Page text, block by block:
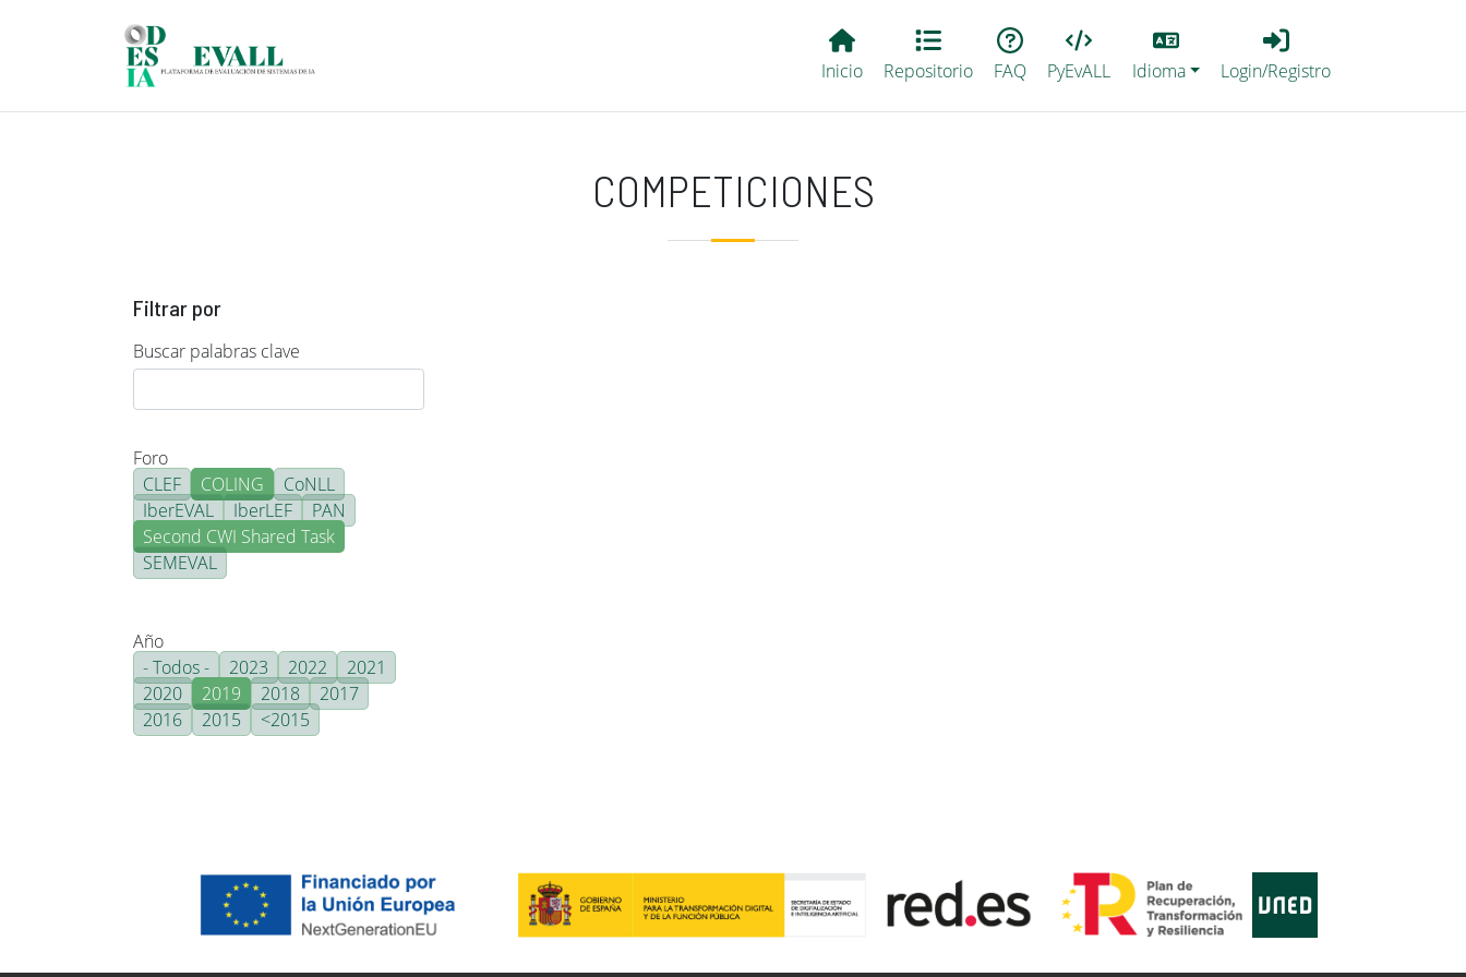
Main EvALL
Inicio Repositorio FAQ PyEvALL
Lang
Idioma
Login_Registro
Login/Registro
COMPETICIONES
Filtrar por
Buscar palabras clave
Foro
CLEF
COLING
CoNLL
IberEVAL
IberLEF
PAN
Second CWI Shared Task
SEMEVAL
Año
- Todos -
2023 2022
2021
2020
2019 2018
2017
2016
2015 <2015